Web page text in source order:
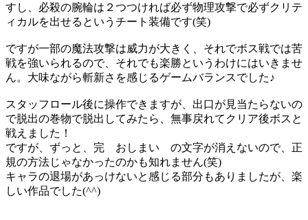
すし、必殺の腕輪は２つつければ必ず物理攻撃で必ずクリテ
ィカルを出せるというチート装備です(笑)
ですが一部の魔法攻撃は威力が大きく、それでボス戦では苦
戦を強いられるので、それでも楽勝というわけにはいきませ
ん。大味ながら斬新さを感じるゲームバランスでした♪
スタッフロール後に操作できますが、出口が見当たらないの
で脱出の巻物で脱出してみたら、無事戻れてクリア後ボスと
戦えました！
ですが、ずっと、完 おしまい の文字が消えないので、正
規の方法じゃなかったのかも知れません(笑)
キャラの退場があっけないと感じる部分もありましたが、楽
しい作品でした(^^)